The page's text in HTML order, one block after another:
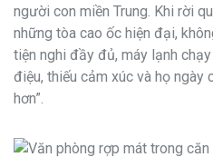
người con miền Trung. Khi rời
những tòa cao ốc hiện đại,
tiện nghi đầy đủ, máy lạnh
điệu, thiếu cảm xúc và họ ngày
hơn”.